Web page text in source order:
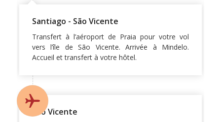
Santiago - São Vicente
Transfert à l’aéroport de Praia pour votre vol
vers l’île de São Vicente. Arrivée à Mindelo.
Accueil et transfert à votre hôtel.
São Vicente